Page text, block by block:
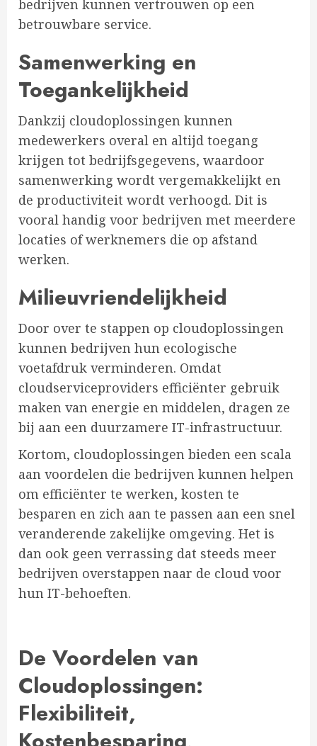
bedrijven kunnen vertrouwen op een
betrouwbare service.
Samenwerking en
Toegankelijkheid
Dankzij cloudoplossingen kunnen
medewerkers overal en altijd toegang
krijgen tot bedrijfsgegevens, waardoor
samenwerking wordt vergemakkelijkt en
de productiviteit wordt verhoogd. Dit is
vooral handig voor bedrijven met meerdere
locaties of werknemers die op afstand
werken.
Milieuvriendelijkheid
Door over te stappen op cloudoplossingen
kunnen bedrijven hun ecologische
voetafdruk verminderen. Omdat
cloudserviceproviders efficiënter gebruik
maken van energie en middelen, dragen ze
bij aan een duurzamere IT-infrastructuur.
Kortom, cloudoplossingen bieden een scala
aan voordelen die bedrijven kunnen helpen
om efficiënter te werken, kosten te
besparen en zich aan te passen aan een snel
veranderende zakelijke omgeving. Het is
dan ook geen verrassing dat steeds meer
bedrijven overstappen naar de cloud voor
hun IT-behoeften.
De Voordelen van
Cloudoplossingen:
Flexibiliteit,